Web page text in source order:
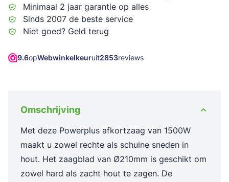
Minimaal 2 jaar garantie op alles
Sinds 2007 de beste service
Niet goed? Geld terug
9.6opWebwinkelkeuruit2853reviews
Omschrijving
Met deze Powerplus afkortzaag van 1500W
maakt u zowel rechte als schuine sneden in
hout. Het zaagblad van Ø210mm is geschikt om
zowel hard als zacht hout te zagen. De